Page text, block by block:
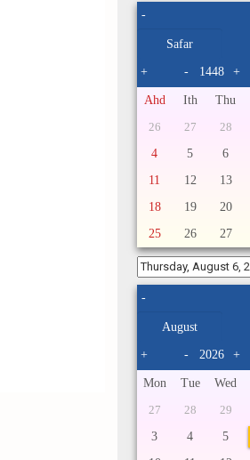
-
+ - +
Ahd Ith Thu
26 27 28
4
5 6
11
12 13
18
19 20
25
26 27
-
+ - +
Mon Tue Wed
27 28 29
3
4 5